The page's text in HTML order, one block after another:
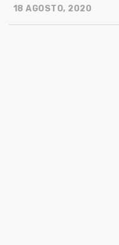
18 AGOSTO, 2020